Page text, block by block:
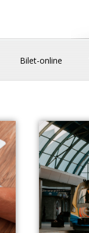
Bilet-online